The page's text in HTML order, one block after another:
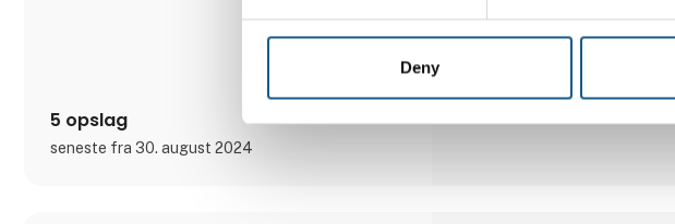
Deny
• Motorer, Pumper & Blæsere
• Styringer & Elektronik
• Pneumatik & Hydraulik
5 opslag
seneste fra 30. august 2024